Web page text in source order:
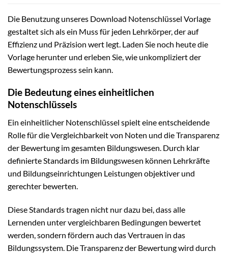
Die Benutzung unseres Download Notenschlüssel Vorlage
gestaltet sich als ein Muss für jeden Lehrkörper, der auf
Effizienz und Präzision wert legt. Laden Sie noch heute die
Vorlage herunter und erleben Sie, wie unkompliziert der
Bewertungsprozess sein kann.
Die Bedeutung eines einheitlichen
Notenschlüssels
Ein einheitlicher Notenschlüssel spielt eine entscheidende
Rolle für die Vergleichbarkeit von Noten und die Transparenz
der Bewertung im gesamten Bildungswesen. Durch klar
definierte Standards im Bildungswesen können Lehrkräfte
und Bildungseinrichtungen Leistungen objektiver und
gerechter bewerten.
Diese Standards tragen nicht nur dazu bei, dass alle
Lernenden unter vergleichbaren Bedingungen bewertet
werden, sondern fördern auch das Vertrauen in das
Bildungssystem. Die Transparenz der Bewertung wird durch